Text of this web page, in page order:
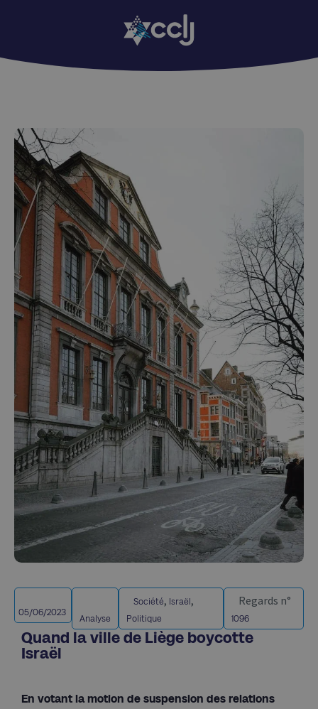
05/06/2023
Analyse
Société, Israël,
Politique
Regards n°
1096
Quand la ville de Liège boycotte
Israël
En votant la motion de suspension des relations